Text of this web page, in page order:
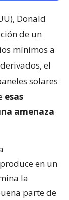
Donald
de un
mínimos a
el
solares
esas
amenaza
en un
la
parte de